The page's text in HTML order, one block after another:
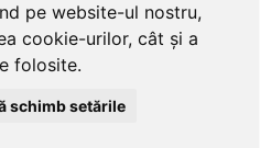
pe website-ul nostru,
cookie-urilor, cât și a
folosite.
schimb setările